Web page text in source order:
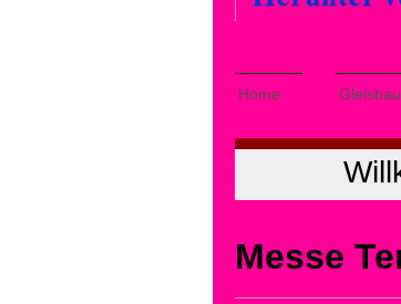
Home Gleisbau
Messe